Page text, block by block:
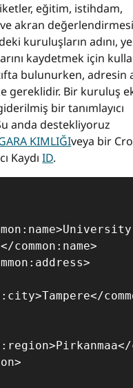
eğitim, istihdam,
akran değerlendirmesi
kuruluşların adını,
kaydetmek için
bulunurken, adresin
gereklidir. Bir kuruluş
bir tanımlayıcı
anda destekliyoruz
KIMLIĞIveya bir
KaydıID.
common:name>